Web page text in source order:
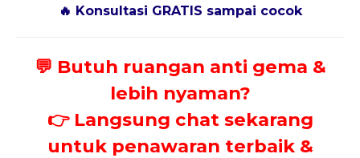
🔥 Konsultasi GRATIS sampai cocok
💬 Butuh ruangan anti gema &
lebih nyaman?
👉 Langsung chat sekarang
untuk penawaran terbaik &